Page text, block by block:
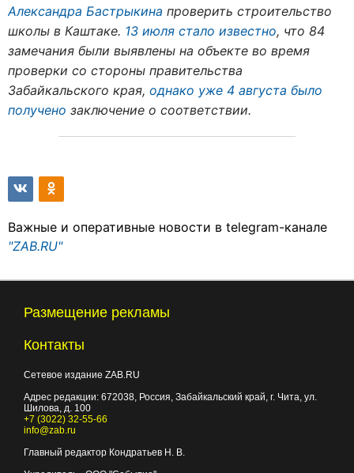
Александра Бастрыкина проверить строительство
школы в Каштаке. 13 июля стало известно, что 84
замечания были выявлены на объекте во время
проверки со стороны правительства
Забайкальского края, однако уже 4 августа было
получено заключение о соответствии.
Важные и оперативные новости в telegram-канале
"ZAB.RU"
Размещение рекламы
Контакты
Сетевое издание ZAB.RU
Адрес редакции: 672038 , Россия, Забайкальский край, г. Чита ул.
Шилова, д. 100
+7 (3022) 32-55-66
info@zab.ru
Главный редактор Кондратьев Н. В.